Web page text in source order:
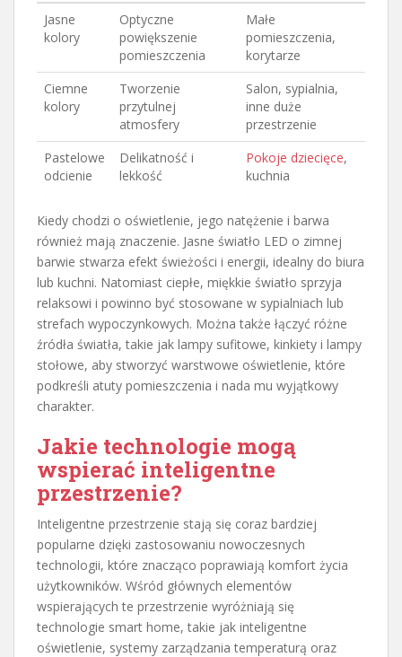
Jasne
kolory
Optyczne
powiększenie
pomieszczenia
Małe
pomieszczenia,
korytarze
Ciemne
kolory
Tworzenie
przytulnej
atmosfery
Salon, sypialnia,
inne duże
przestrzenie
Pastelowe
odcienie
Delikatność i
lekkość
Pokoje dziecięce,
kuchnia
Kiedy chodzi o oświetlenie, jego natężenie i barwa
również mają znaczenie. Jasne światło LED o zimnej
barwie stwarza efekt świeżości i energii, idealny do biura
lub kuchni. Natomiast ciepłe, miękkie światło sprzyja
relaksowi i powinno być stosowane w sypialniach lub
strefach wypoczynkowych. Można także łączyć różne
źródła światła, takie jak lampy sufitowe, kinkiety i lampy
stołowe, aby stworzyć warstwowe oświetlenie, które
podkreśli atuty pomieszczenia i nada mu wyjątkowy
charakter.
Jakie technologie mogą
wspierać inteligentne
przestrzenie?
Inteligentne przestrzenie stają się coraz bardziej
popularne dzięki zastosowaniu nowoczesnych
technologii, które znacząco poprawiają komfort życia
użytkowników. Wśród głównych elementów
wspierających te przestrzenie wyróżniają się
technologie smart home, takie jak inteligentne
oświetlenie, systemy zarządzania temperaturą oraz